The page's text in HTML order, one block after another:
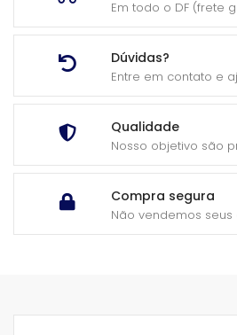
Em todo o DF (frete
Dúvidas?
Entre em contato e
Qualidade
Nosso objetivo são
Compra segura
Não vendemos